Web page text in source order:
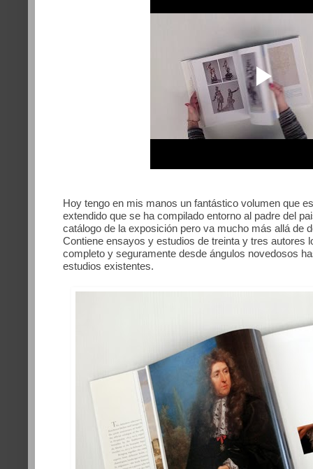
Hoy tengo en mis manos un fantástico volumen que
extendido que se ha compilado entorno al padre del
catálogo de la exposición pero va mucho más allá de
Contiene ensayos y estudios de treinta y tres autores
completo y seguramente desde ángulos novedosos
estudios existentes.